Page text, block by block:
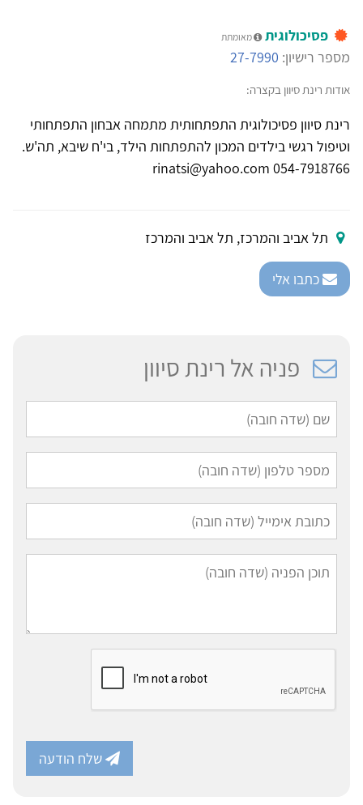
פסיכולוגית מאומתת
מספר רישיון: 27-7990
אודות רינת סיוון בקצרה:
רינת סיוון פסיכולוגית התפתחותית מתמחה אבחון התפתחותי
וטיפול רגשי בילדים המכון להתפתחות הילד, בי'ח שיבא, תה'ש.
054-7918766 rinatsi@yahoo.com
תל אביב והמרכז, תל אביב והמרכז
כתבו אלי
פניה אל רינת סיוון
שלח הודעה